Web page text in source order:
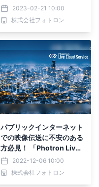
催 「EVS IP構築の基礎セ
ミナー ～その意義・現状
とこれから～」
2023-02-21 10:00
株式会社フォトロン
パブリックインターネット
での映像伝送に不安のある
方必見！ 「Photron Live
Cloud Service」活用ウェ
ビナー 12/15開催
2022-12-06 10:00
株式会社フォトロン